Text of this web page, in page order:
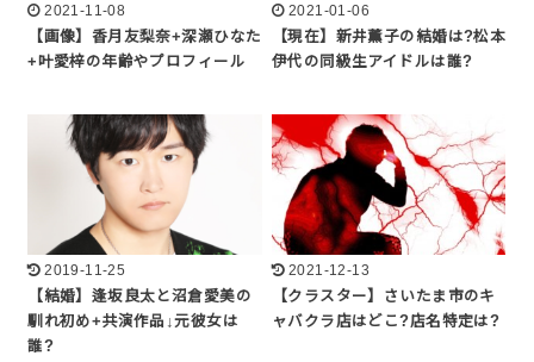
2021-11-08
【画像】香月友梨奈+深瀬ひなた
+叶愛梓の年齢やプロフィール
2021-01-06
【現在】新井薫子の結婚は?松本
伊代の同級生アイドルは誰?
2019-11-25
【結婚】逢坂良太と沼倉愛美の
馴れ初め+共演作品↓元彼女は
誰?
2021-12-13
【クラスター】さいたま市のキ
ャバクラ店はどこ?店名特定は?